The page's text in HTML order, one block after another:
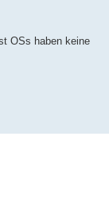
OSs haben keine